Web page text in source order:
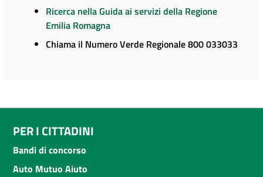
Ricerca nella Guida ai servizi della Regione
Emilia Romagna
Chiama il Numero Verde Regionale 800 033033
PER I CITTADINI
Bandi di concorso
Auto Mutuo Aiuto